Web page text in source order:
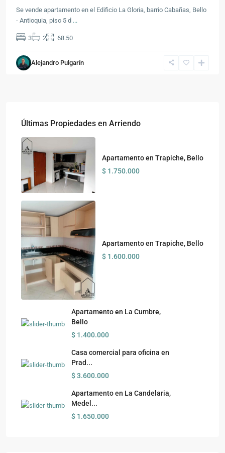
Se vende apartamento en el Edificio La Gloria, barrio Cabañas, Bello
- Antioquia, piso 5 d ...
3 2 68.50
Alejandro Pulgarín
Últimas Propiedades en Arriendo
Apartamento en Trapiche, Bello
$ 1.750.000
Apartamento en Trapiche, Bello
$ 1.600.000
Apartamento en La Cumbre,
Bello
$ 1.400.000
Casa comercial para oficina en
Prad...
$ 3.600.000
Apartamento en La Candelaria,
Medel...
$ 1.650.000